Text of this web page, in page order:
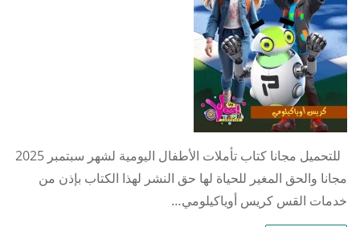
للتحميل مجانا كتاب تأملات الأطفال اليومية لشهر سبتمبر 2025
مجانا والحق المغير للحياة لها حق النشر لهذا الكتاب بإذن من
خدمات القس كريس أوياكيلومي…